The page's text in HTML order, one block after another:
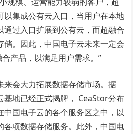
以集成公有云入口，当用户在本地
通过入口扩展到公有云，而超融合
储。因此，中国电子云未来一定会
产品，以满足用户需求。”
来会大力拓展数据存储市场。据
基地已经正式揭牌， CeaStor分布
中国电子云的各个服务区之中，以
各项数据存储服务。此外，中国电